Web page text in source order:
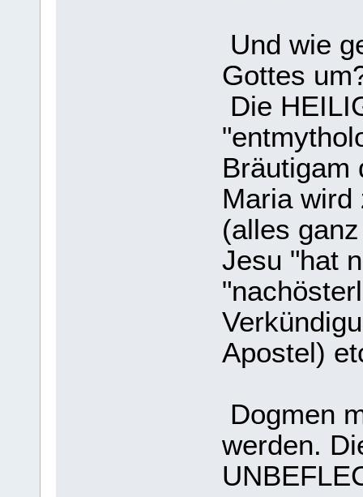
Und wie
Gottes
Die
Bräutigam
Maria wird
(alles
Jesu "hat
Apostel)
Dogmen
werden.